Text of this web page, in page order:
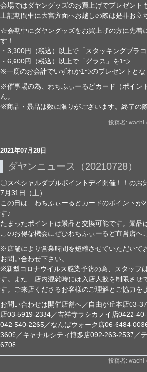
会場ではダヤングッズのお買上げでプレゼント
上記期間中に大宮方面へお越しの際は是非お立
☆会期中にダヤングッズをお買上げの方に先着
す！
・3,300円（税込）以上で「スタッキングプラ
・6,600円（税込）以上で「グラス」を1つ
※一度のお会計でいずれか1つのプレゼントとな
※催事場の為、わちふぃーるどカード（ポイン
ん。
※商品・景品は数に限りがございます。終了の
投稿者:
2021年07月28日
ダヤンニュース（20210728）
〇スペシャルダブルポイントデイ開催！！のお
7月31日（土）
この日は、わちふぃーるどカードのポイントが
す♪
たまったポイントは景品と交換可能です。景品
このお得な機会にぜひわちふぃーるど直営店へ
※店舗により営業時間を短縮させていただいて
お問い合わせ下さい。
※新型コロナウイルス感染予防の為、スタッフ
す。また、店内混雑時には入店人数を制限させ
す。ご来店くださるお客様のご理解とご協力を
お問い合わせは開催店舗へ／自由が丘本店03-
店03-5919-2334／吉祥寺ラシカノイ店0422-
042-540-2265／なんばウォーク店06-6484-
3609／キャナルシティ博多店092-263-2537／
6708
投稿者: